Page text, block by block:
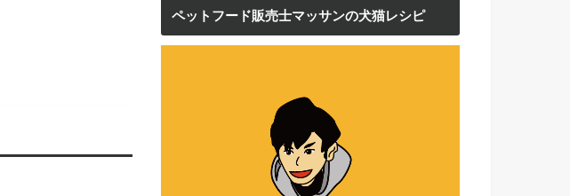
ペットフード販売士マッサンの犬猫レシピ